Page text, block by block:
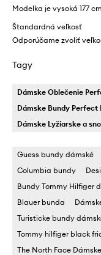
Modelka je vysoká 177
Štandardná veľkosť
Odporúčame zvoliť
Tagy
Dámske Oblečenie
Dámske Bundy Perfect
Dámske Lyžiarske a
Guess bundy dámské
Columbia bundy
Bundy Tommy Hilfiger
Blauer bunda
Turisticke bundy
Tommy hilfiger black
The North Face